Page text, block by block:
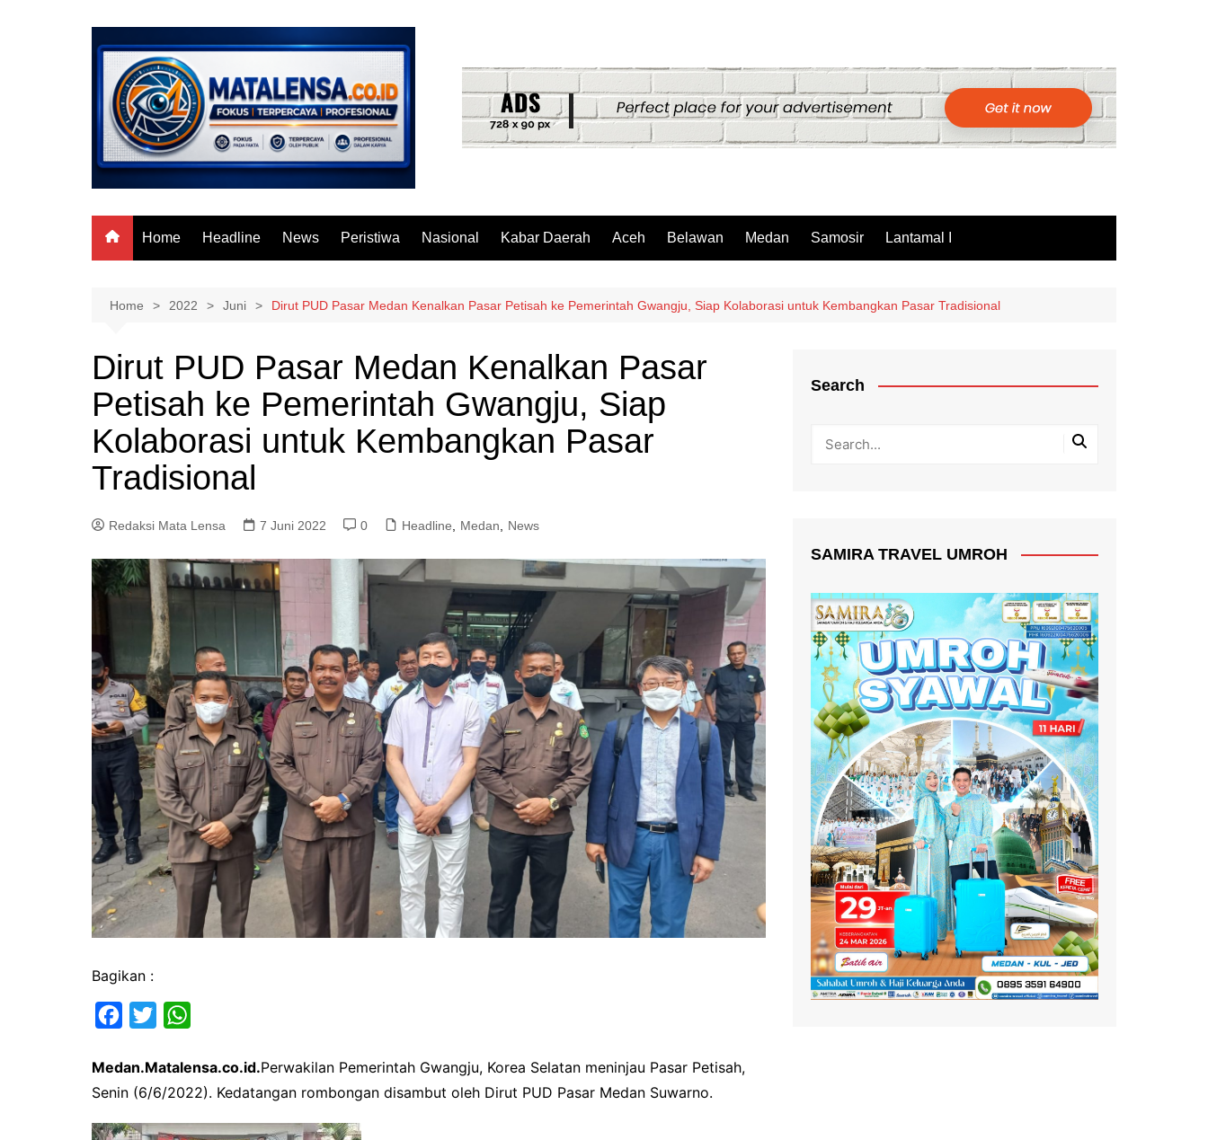
Home Headline News Peristiwa Nasional Kabar Daerah Aceh Belawan Medan Samosir Lantamal I
Home 2022 Juni Dirut PUD Pasar Medan Kenalkan Pasar Petisah ke Pemerintah Gwangju, Siap Kolaborasi untuk Kembangkan Pasar Tradisional
Dirut PUD Pasar Medan Kenalkan Pasar
Petisah ke Pemerintah Gwangju, Siap
Kolaborasi untuk Kembangkan Pasar
Tradisional
Redaksi Mata Lensa 7 Juni 2022 0 Headline Medan News
Bagikan :
c
e
b
i
t
t
a
t
s
Medan.Matalensa.co.id.Perwakilan Pemerintah Gwangju, Korea Selatan meninjau Pasar Petisah,
Senin (6/6/2022). Kedatangan rombongan disambut oleh Dirut PUD Pasar Medan Suwarno.
Search
SAMIRA TRAVEL UMROH